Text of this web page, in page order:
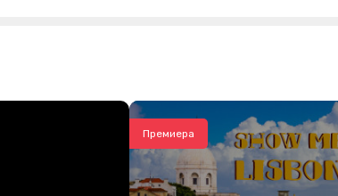
Премиера